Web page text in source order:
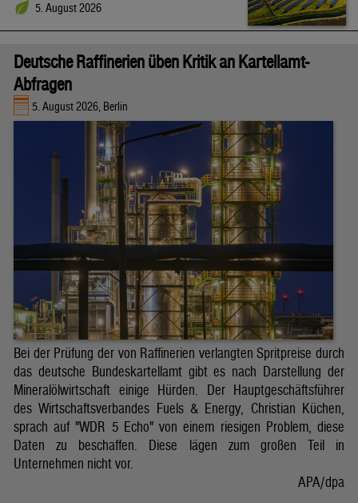
5. August 2026
Deutsche Raffinerien üben Kritik an Kartellamt-
Abfragen
5. August 2026, Berlin
Bei der Prüfung der von Raffinerien verlangten Spritpreise durch
das deutsche Bundeskartellamt gibt es nach Darstellung der
Mineralölwirtschaft einige Hürden. Der Hauptgeschäftsführer
des Wirtschaftsverbandes Fuels & Energy, Christian Küchen,
sprach auf "WDR 5 Echo" von einem riesigen Problem, diese
Daten zu beschaffen. Diese lägen zum großen Teil in
Unternehmen nicht vor.
APA/dpa